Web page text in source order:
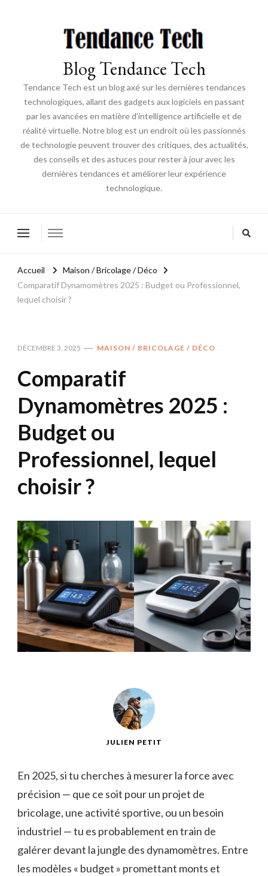
Blog Tendance Tech
Tendance Tech est un blog axé sur les dernières tendances
technologiques, allant des gadgets aux logiciels en passant
par les avancées en matière d'intelligence artificielle et de
réalité virtuelle. Notre blog est un endroit où les passionnés
de technologie peuvent trouver des critiques, des actualités,
des conseils et des astuces pour rester à jour avec les
dernières tendances et améliorer leur expérience
technologique.
Accueil
Maison / Bricolage / Déco
Comparatif Dynamomètres 2025 : Budget ou Professionnel,
lequel choisir ?
DÉCEMBRE 3, 2025 MAISON / BRICOLAGE / DÉCO
Comparatif
Dynamomètres 2025 :
Budget ou
Professionnel, lequel
choisir ?
JULIEN PETIT
En 2025, si tu cherches à mesurer la force avec
précision — que ce soit pour un projet de
bricolage, une activité sportive, ou un besoin
industriel — tu es probablement en train de
galérer devant la jungle des dynamomètres. Entre
les modèles « budget » promettant monts et